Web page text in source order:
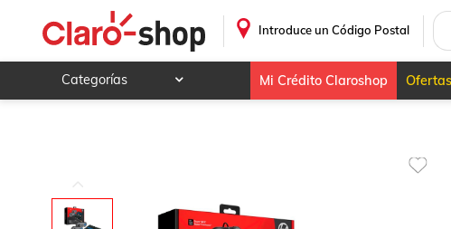
Introduce un Código Postal
Categorías
Deportes y ocio
Mi Crédito Claroshop Ofertas
Consola SupaRetroN HD Para Super NES / Super Famicom Negra